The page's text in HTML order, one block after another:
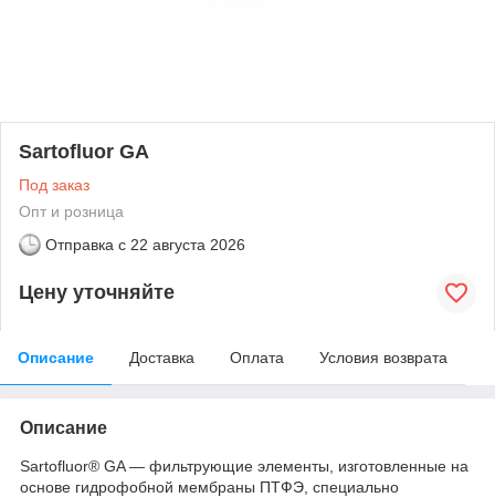
Sartofluor GA
Под заказ
Опт и розница
Отправка с 22 августа 2026
Цену уточняйте
Описание Доставка Оплата Условия возврата
Описание
Sartofluor® GA — фильтрующие элементы, изготовленные на
основе гидрофобной мембраны ПТФЭ, специально